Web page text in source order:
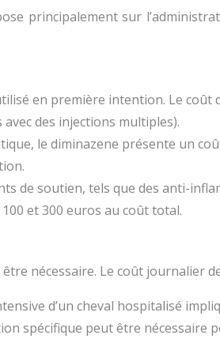
principalement sur
en première intention. Le
des injections multiples).
le diminazene présente un
de soutien, tels que des anti-
et 300 euros au coût total.
nécessaire. Le coût journalier
d’un cheval hospitalisé
spécifique peut être nécessaire